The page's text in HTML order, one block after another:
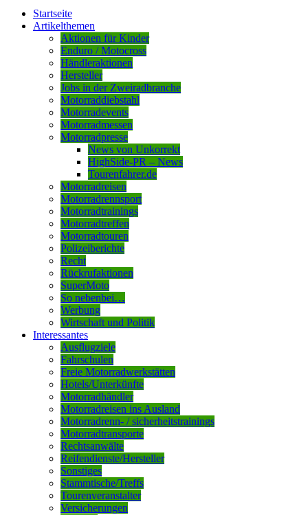
Startseite
Artikelthemen
Aktionen für Kinder
Enduro / Motocross
Händleraktionen
Hersteller
Jobs in der Zweiradbranche
Motorraddiebstahl
Motorradevents
Motorradmessen
Motorradpresse
News von Unkorrekt
HighSide-PR – News
Tourenfahrer.de
Motorradreisen
Motorradrennsport
Motorradtrainings
Motorradtreffen
Motorradtouren
Polizeiberichte
Recht
Rückrufaktionen
SuperMoto
So nebenbei…
Werbung
Wirtschaft und Politik
Interessantes
Ausflugziele
Fahrschulen
Freie Motorradwerkstätten
Hotels/Unterkünfte
Motorradhändler
Motorradreisen ins Ausland
Motorradrenn- / sicherheitstrainings
Motorradtransporte
Rechtsanwälte
Reifendienste/Hersteller
Sonstiges
Stammtische/Treffs
Tourenveranstalter
Versicherungen